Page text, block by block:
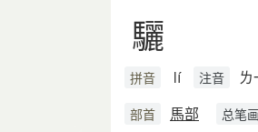
驪
拼音 lí 注音 ㄌ
部首 馬部 总笔画